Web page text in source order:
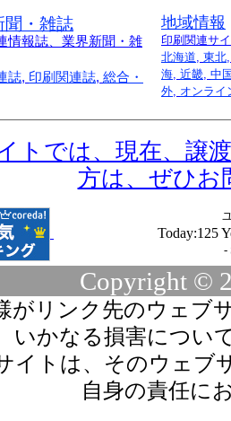
聞・雑誌
情報誌、業界新聞・雑
誌, 印刷関連誌, 総合・
地域情報
印刷関連サ
北海道, 東北
海, 近畿, 中
外, オンライ
トでは、現在、譲
方は、ぜひお
Today:125
-
Copyright ©
がリンク先のウェブ
いかなる損害につい
イトは、そのウェブ
自身の責任に